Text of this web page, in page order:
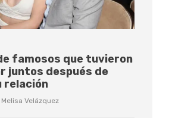
famosos que tuvieron
juntos después de
relación
Melisa Velázquez